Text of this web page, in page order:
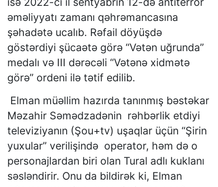
əməliyyatı zamanı qəhrəmancasına
şəhadətə ucalıb. Rəfail döyüşdə
göstərdiyi şücaətə görə “Vətən uğrunda”
medalı və III dərəcəli “Vətənə xidmətə
görə” ordeni ilə tətif edilib.
Elman müəllim hazırda tanınmış bəstəkar
Məzahir Səmədzadənin rəhbərlik etdiyi
televiziyanın (Şou+tv) uşaqlar üçün “Şirin
yuxular” verilişində operator, həm də o
personajlardan biri olan Tural adlı kuklanı
səsləndirir. Onu da bildirək ki, Elman